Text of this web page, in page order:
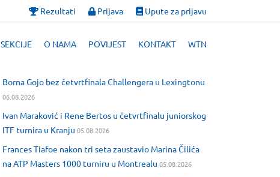
Rezultati Prijava Upute za prijavu
SEKCIJE O NAMA POVIJEST KONTAKT WTN
Borna Gojo bez četvrtfinala Challengera u Lexingtonu
06.08.2026
Ivan Maraković i Rene Bertos u četvrtfinalu juniorskog
ITF turnira u Kranju 05.08.2026
Frances Tiafoe nakon tri seta zaustavio Marina Čilića
na ATP Masters 1000 turniru u Montrealu 05.08.2026